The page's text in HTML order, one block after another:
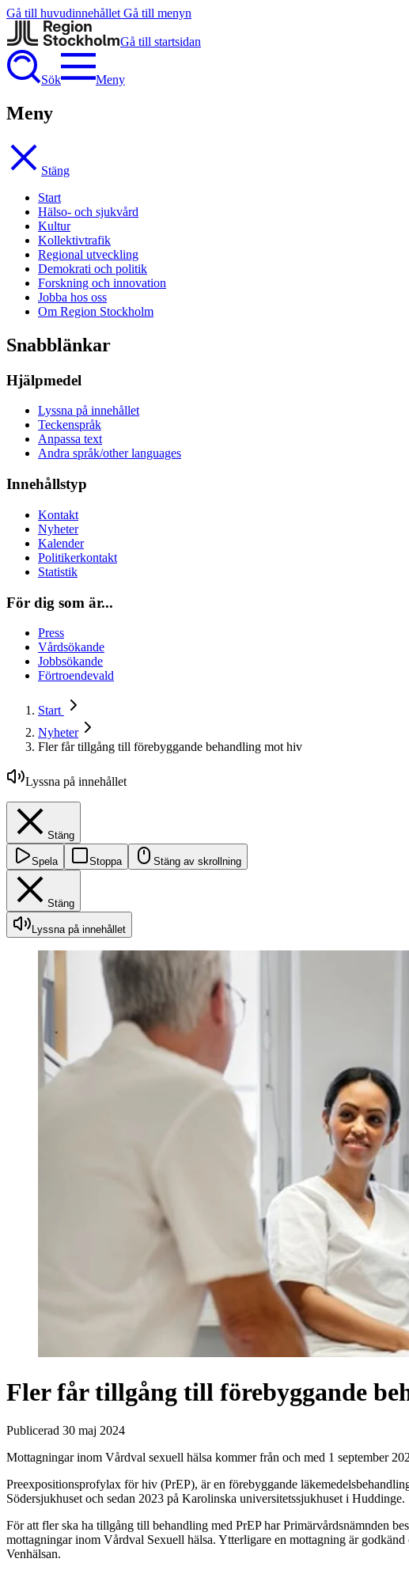
Gå till huvudinnehållet Gå till menyn
Gå till startsidan
Sök Meny
Meny
Stäng
Start
Hälso- och sjukvård
Kultur
Kollektivtrafik
Regional utveckling
Demokrati och politik
Forskning och innovation
Jobba hos oss
Om Region Stockholm
Snabblänkar
Hjälpmedel
Lyssna på innehållet
Teckenspråk
Anpassa text
Andra språk/other languages
Innehållstyp
Kontakt
Nyheter
Kalender
Politikerkontakt
Statistik
För dig som är...
Press
Vårdsökande
Jobbsökande
Förtroendevald
Start
Nyheter
Fler får tillgång till förebyggande behandling mot hiv
Lyssna på innehållet
Stäng
Spela Stoppa Stäng av skrollning
Stäng
Lyssna på innehållet
Fler får tillgång till förebyggande
Publicerad 30 maj 2024
Mottagningar inom Vårdval sexuell hälsa kommer från och med 1 september
Preexpositionsprofylax för hiv (PrEP), är en förebyggande
Södersjukhuset och sedan 2023 på Karolinska universitetssjukhuset i Huddinge.
För att fler ska ha tillgång till behandling med PrEP har Primärvårdsnämnden
mottagningar inom Vårdval Sexuell hälsa. Ytterligare en mottagning är
Venhälsan.